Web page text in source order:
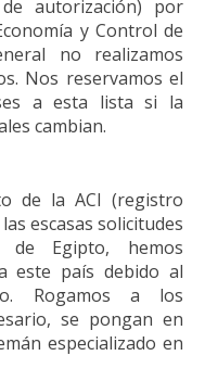
autorización) por
y Control de
no realizamos
Nos reservamos el
a esta lista si la
cambian.
de la ACI (registro
escasas solicitudes
de Egipto, hemos
este país debido al
Rogamos a los
se pongan en
especializado en